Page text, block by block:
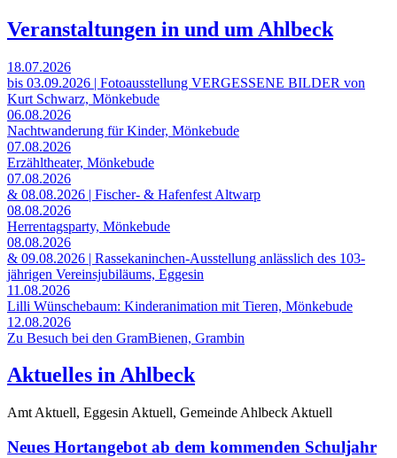
Veranstaltungen in und um Ahlbeck
18.07.2026
bis 03.09.2026 | Fotoausstellung VERGESSENE BILDER von
Kurt Schwarz, Mönkebude
06.08.2026
Nachtwanderung für Kinder, Mönkebude
07.08.2026
Erzähltheater, Mönkebude
07.08.2026
& 08.08.2026 | Fischer- & Hafenfest Altwarp
08.08.2026
Herrentagsparty, Mönkebude
08.08.2026
& 09.08.2026 | Rassekaninchen-Ausstellung anlässlich des 103-
jährigen Vereinsjubiläums, Eggesin
11.08.2026
Lilli Wünschebaum: Kinderanimation mit Tieren, Mönkebude
12.08.2026
Zu Besuch bei den GramBienen, Grambin
Aktuelles in Ahlbeck
Amt Aktuell, Eggesin Aktuell, Gemeinde Ahlbeck Aktuell
Neues Hortangebot ab dem kommenden Schuljahr